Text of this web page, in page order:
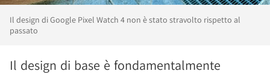
Il design di Google Pixel Watch 4 non è stato stravolto rispetto al
passato
Il design di base è fondamentalmente